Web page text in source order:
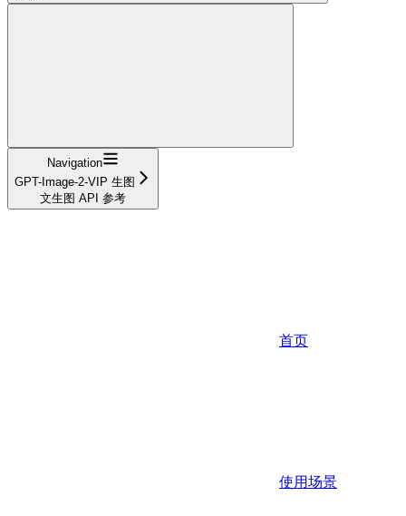
Navigation
GPT-Image-2-VIP 生图
文生图 API 参考
首页
使用场景